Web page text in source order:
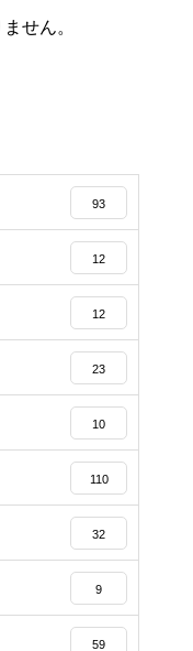
せん。
93
12
12
23
10
110
32
9
59